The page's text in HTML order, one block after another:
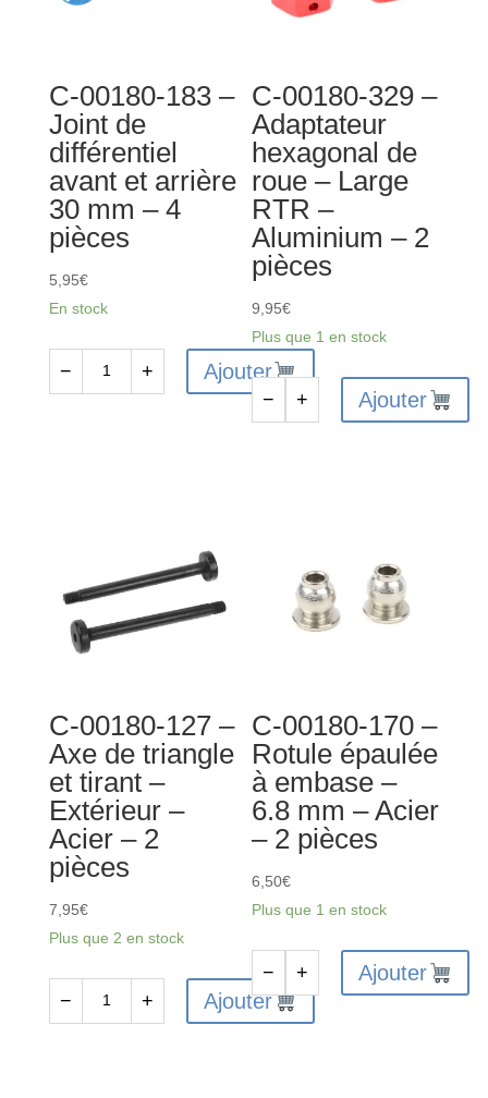
C-00180-183 –
Joint de
différentiel
avant et arrière
30 mm – 4
pièces
5,95€
En stock
différentiel
avant
30
mm
-
4
pièces
− + Ajouter
C-00180-329 –
Adaptateur
hexagonal de
roue – Large
RTR –
Aluminium – 2
pièces
9,95€
Plus que 1 en stock
Adaptateur
hexagonal
Large
RTR
-
Aluminium
-
pièces
− + Ajouter
C-00180-127 –
Axe de triangle
et tirant –
Extérieur –
Acier – 2
pièces
7,95€
Plus que 2 en stock
− + Ajouter
C-00180-170 –
Rotule épaulée
à embase –
6.8 mm – Acier
– 2 pièces
6,50€
Plus que 1 en stock
de
− + Ajouter